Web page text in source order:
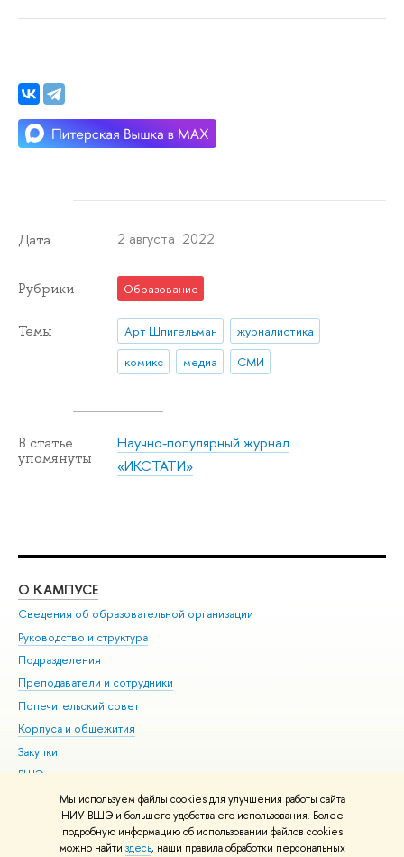
Мы используем файлы cookies для улучшения работы сайта
НИУ ВШЭ и большего удобства его использования. Более
подробную информацию об использовании файлов cookies
можно найти здесь, наши правила обработки персональных
Дата 2 августа 2022
Рубрики Образование
Темы Арт Шпигельман
журналистика
комикс
медиа СМИ
В статье
упомянуты
Научно-популярный журнал
«ИКСТАТИ»
О КАМПУСЕ
Сведения об образовательной организации
Руководство и структура
Подразделения
Преподаватели и сотрудники
Попечительский совет
Корпуса и общежития
Закупки
ВШЭ для студентов с ограниченными возможностями
здоровья и инвалидностью
Версия для слабовидящих
Единая платежная страница